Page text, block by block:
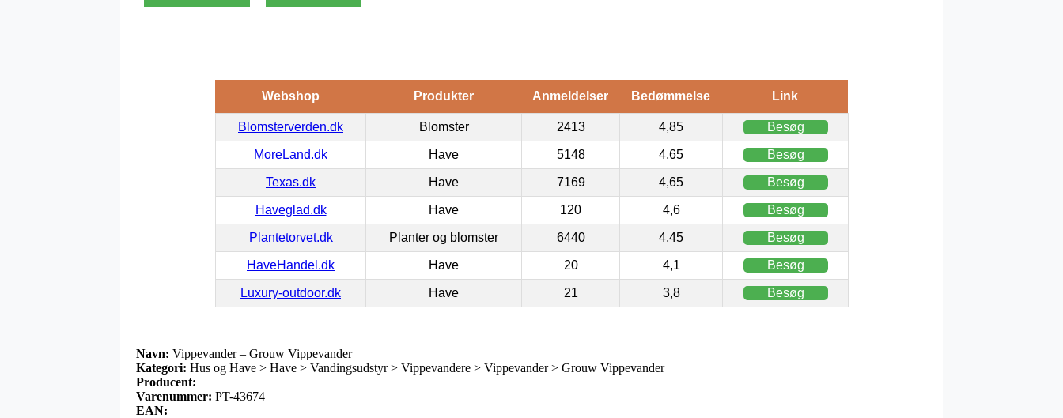
Webshop Produkter Anmeldelser Bedømmelse Link
Blomsterverden.dk Blomster 2413 4,85 Besøg
MoreLand.dk Have 5148 4,65 Besøg
Texas.dk Have 7169 4,65 Besøg
Haveglad.dk Have 120 4,6 Besøg
Plantetorvet.dk Planter og blomster 6440 4,45 Besøg
HaveHandel.dk Have 20 4,1 Besøg
Luxury-outdoor.dk Have 21 3,8 Besøg
Navn: Vippevander – Grouw Vippevander
Kategori: Hus og Have > Have > Vandingsudstyr > Vippevandere > Vippevander > Grouw Vippevander
Producent:
Varenummer: PT-43674
EAN: